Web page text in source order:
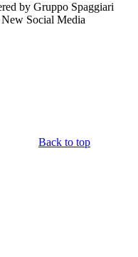
by Gruppo Spaggiari
Social Media
Back to top